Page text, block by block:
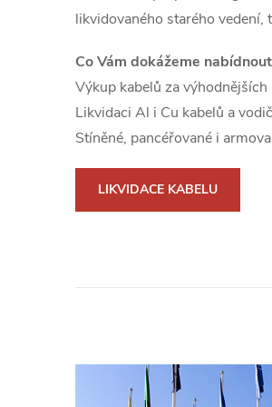
likvidovaného starého vedení,
Co Vám dokážeme
Výkup kabelů za
Likvidaci Al i Cu kabelů a
Stíněné, pancéřované i
LIKVIDACE KABELU